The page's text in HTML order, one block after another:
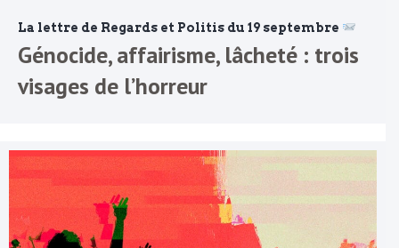
La lettre de Regards et Politis du 19 septembre
Génocide, affairisme, lâcheté : trois
visages de l’horreur